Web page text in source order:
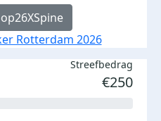
Rotterdam 2026
Streefbedrag
€250